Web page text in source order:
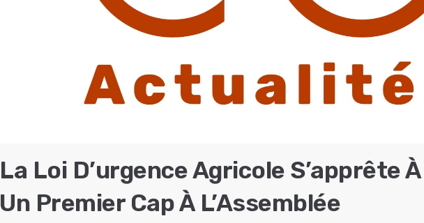
La Loi D’urgence Agricole S’apprête
Un Premier Cap À L’Assemblée